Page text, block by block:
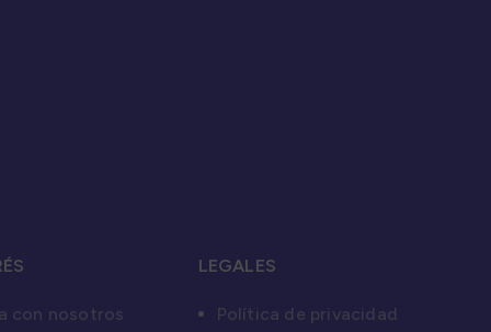
con nosotros
LEGALES
Política de privacidad